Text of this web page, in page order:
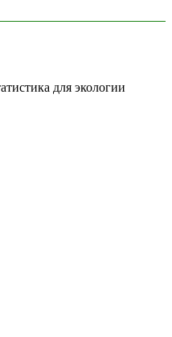
для экологии